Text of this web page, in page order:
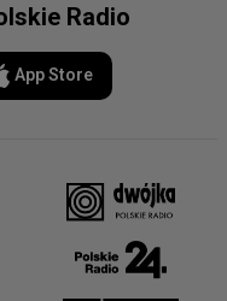
Radio
App Store